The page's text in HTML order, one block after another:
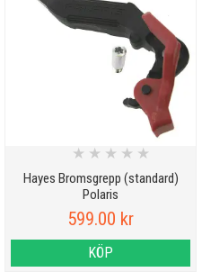
Hayes Bromsgrepp (standard)
Polaris
★ ★ ★ ★ ★
599.00 kr
KÖP